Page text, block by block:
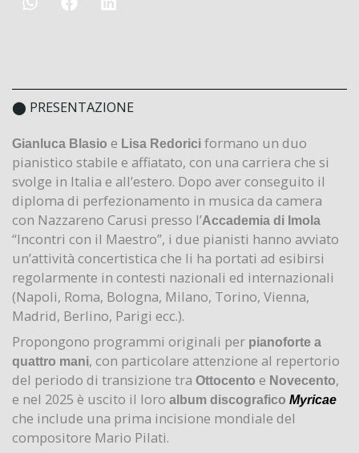
⬤ PRESENTAZIONE
Gianluca Blasio e Lisa Redorici formano un duo
pianistico stabile e affiatato, con una carriera che si
svolge in Italia e all’estero. Dopo aver conseguito il
diploma di perfezionamento in musica da camera
con Nazzareno Carusi presso l’Accademia di Imola
“Incontri con il Maestro”, i due pianisti hanno avviato
un’attività concertistica che li ha portati ad esibirsi
regolarmente in contesti nazionali ed internazionali
(Napoli, Roma, Bologna, Milano, Torino, Vienna,
Madrid, Berlino, Parigi ecc.).
Propongono programmi originali per pianoforte a
quattro mani, con particolare attenzione al repertorio
del periodo di transizione tra Ottocento e Novecento,
e nel 2025 è uscito il loro album discografico Myricae
che include una prima incisione mondiale del
compositore Mario Pilati.